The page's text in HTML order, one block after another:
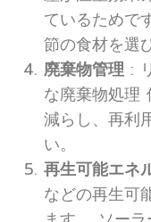
ているためで
節の食材を選
廃棄物管理:
な廃棄物処理
減らし、再利
い。
再生可能エネ
などの再生可